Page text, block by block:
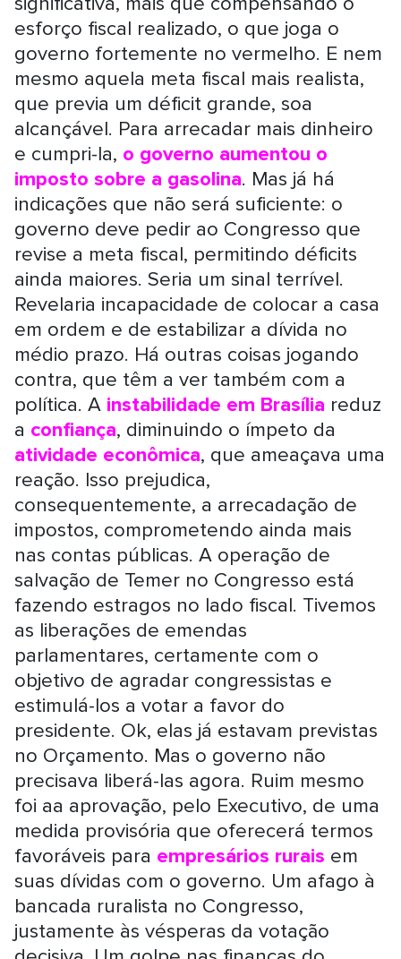
esforço fiscal realizado, o que joga o
governo fortemente no vermelho. E nem
mesmo aquela meta fiscal mais realista,
que previa um déficit grande, soa
alcançável. Para arrecadar mais dinheiro
e cumpri-la, o governo aumentou o
imposto sobre a gasolina. Mas já há
indicações que não será suficiente: o
governo deve pedir ao Congresso que
revise a meta fiscal, permitindo déficits
ainda maiores. Seria um sinal terrível.
Revelaria incapacidade de colocar a casa
em ordem e de estabilizar a dívida no
médio prazo. Há outras coisas jogando
contra, que têm a ver também com a
política. A instabilidade em Brasília reduz
a confiança, diminuindo o ímpeto da
atividade econômica, que ameaçava uma
reação. Isso prejudica,
consequentemente, a arrecadação de
impostos, comprometendo ainda mais
nas contas públicas. A operação de
salvação de Temer no Congresso está
fazendo estragos no lado fiscal. Tivemos
as liberações de emendas
parlamentares, certamente com o
objetivo de agradar congressistas e
estimulá-los a votar a favor do
presidente. Ok, elas já estavam previstas
no Orçamento. Mas o governo não
precisava liberá-las agora. Ruim mesmo
foi aa aprovação, pelo Executivo, de uma
medida provisória que oferecerá termos
favoráveis para empresários rurais em
suas dívidas com o governo. Um afago à
bancada ruralista no Congresso,
justamente às vésperas da votação